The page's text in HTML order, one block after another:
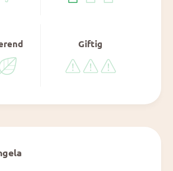
Giftig